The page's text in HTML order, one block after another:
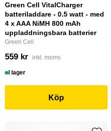
Green Cell VitalCharger
batteriladdare - 0.5 watt - med
4 x AAA NiMH 800 mAh
uppladdningsbara batterier
Green Cell
559 kr inkl. moms
I lager
Köp